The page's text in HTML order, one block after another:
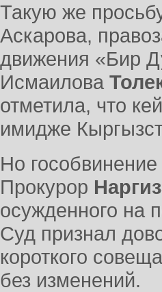
Такую же
Аскарова,
движения «Бир
Исмаилова
отметила, что
имидже
Но
Прокурор
осужденного на
Суд признал
короткого
без изменений.